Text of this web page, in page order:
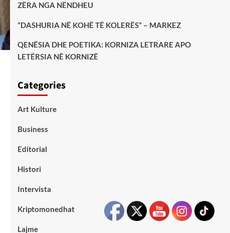
ZËRA NGA NËNDHEU
“DASHURIA NË KOHË TË KOLERËS” – MARKEZ
QENËSIA DHE POETIKA: KORNIZA LETRARE APO
LETËRSIA NË KORNIZË
Categories
Art Kulture
Business
Editorial
Histori
Intervista
Kriptomonedhat
Lajme